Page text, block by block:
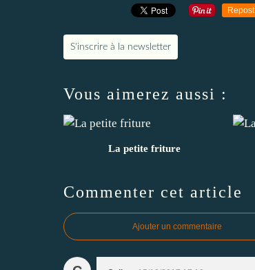
Repost
S'inscrire à la newsletter
Vous aimerez aussi :
La petite friture
Commenter cet article
Ajouter un commentaire